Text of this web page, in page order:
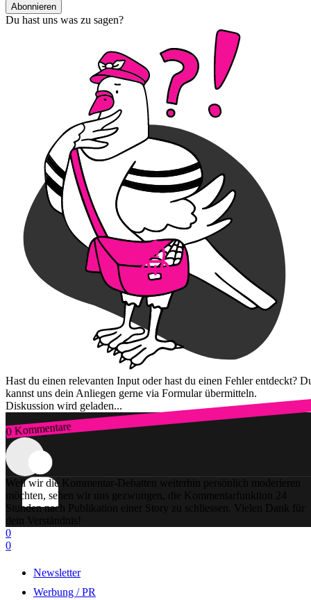
Abonnieren
Du hast uns was zu sagen?
Hast du einen relevanten Input oder hast du einen Fehler entdeckt?
kannst uns dein Anliegen gerne via Formular übermitteln.
Diskussion wird geladen...
0 Kommentare
Zum Login
Weil wir die Kommentar-Debatten weiterhin persönlich moderieren
möchten, sehen wir uns gezwungen, die Kommentarfunktion 24
Stunden nach Publikation einer Story zu schliessen. Vielen Dank für
dein Verständnis!
0
0
Newsletter
Werbung / PR